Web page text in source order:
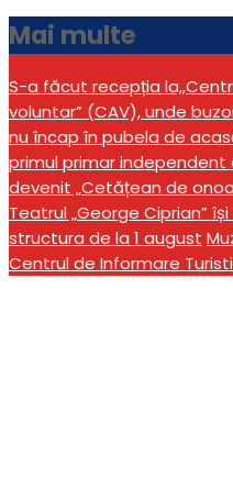
Mai multe
S-a făcut recepția
voluntar” (CAV), unde
nu încap în pubela de
primul primar independent
devenit „Cetățean de
Teatrul „George Ciprian”
structura de la 1 august
Centrul de Informare